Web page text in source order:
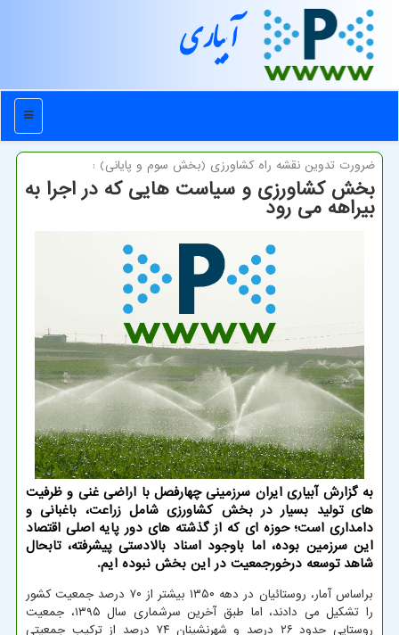
آبیاری
منو
ضرورت تدوین نقشه راه كشاورزی (بخش سوم و پایانی) :
بخش کشاورزی و سیاست هایی که در اجرا به
بیراهه می رود
به گزارش آبیاری ایران سرزمینی چهارفصل با اراضی غنی و ظرفیت
های تولید بسیار در بخش کشاورزی شامل زراعت، باغبانی و
دامداری است؛ حوزه ای که از گذشته های دور پایه اصلی اقتصاد
این سرزمین بوده، اما باوجود اسناد بالادستی پیشرفته، تابحال
شاهد توسعه درخورجمعیت در این بخش نبوده ایم.
براساس آمار، روستائیان در دهه ۱۳۵۰ بیشتر از ۷۰ درصد جمعیت کشور
را تشکیل می دادند، اما طبق آخرین سرشماری سال ۱۳۹۵، جمعیت
روستایی حدود ۲۶ درصد و شهرنشینان ۷۴ درصد از ترکیب جمعیتی